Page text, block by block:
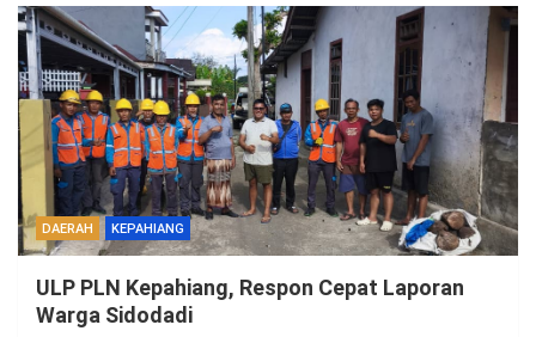
DAERAH KEPAHIANG
ULP PLN Kepahiang, Respon Cepat Laporan
Warga Sidodadi